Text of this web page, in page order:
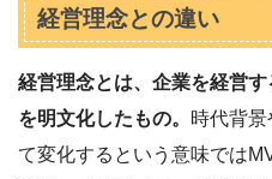
経営理念との違い
経営理念とは、企業を経営
を明文化したもの。 時代背
て変化するという意味では